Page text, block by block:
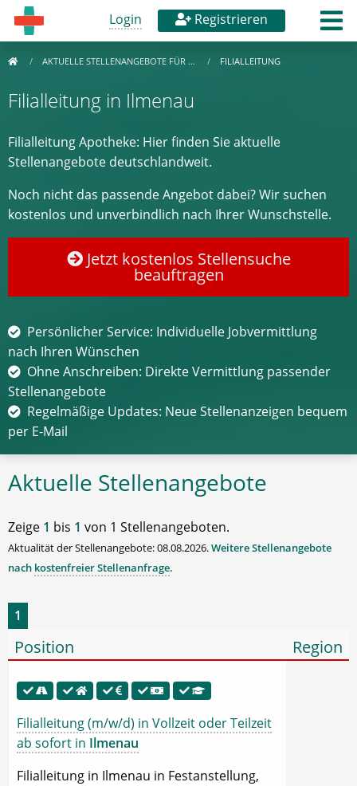
Login Registrieren
AKTUELLE STELLENANGEBOTE FÜR … FILIALLEITUNG
Filialleitung in Ilmenau
Filialleitung Apotheke: Hier finden Sie aktuelle
Stellenangebote deutschlandweit.
Noch nicht das passende Angebot dabei? Wir suchen
kostenlos und unverbindlich nach Ihrer Wunschstelle.
Jetzt kostenlos Stellensuche
beauftragen
Persönlicher Service: Individuelle Jobvermittlung
nach Ihren Wünschen
Ohne Anschreiben: Direkte Vermittlung passender
Stellenangebote
Regelmäßige Updates: Neue Stellenanzeigen bequem
per E-Mail
Aktuelle Stellenangebote
Zeige 1 bis 1 von 1 Stellenangeboten.
Aktualität der Stellenangebote: 08.08.2026.Weitere Stellenangebote
nach kostenfreier Stellenanfrage.
1
Position Region
Filialleitung (m/w/d) in Vollzeit oder Teilzeit
ab sofort in Ilmenau
Filialleitung in Ilmenau in Festanstellung,